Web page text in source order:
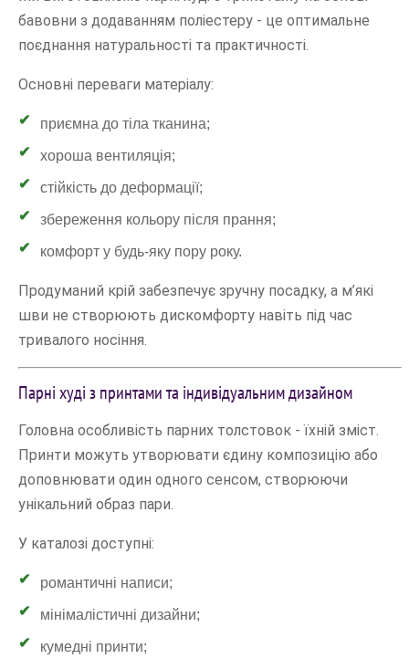
бавовни з додаванням поліестеру - це оптимальне
поєднання натуральності та практичності.
Основні переваги матеріалу:
приємна до тіла тканина;
хороша вентиляція;
стійкість до деформації;
збереження кольору після прання;
комфорт у будь-яку пору року.
Продуманий крій забезпечує зручну посадку, а м’які
шви не створюють дискомфорту навіть під час
тривалого носіння.
Парні худі з принтами та індивідуальним дизайном
Головна особливість парних толстовок - їхній зміст.
Принти можуть утворювати єдину композицію або
доповнювати один одного сенсом, створюючи
унікальний образ пари.
У каталозі доступні:
романтичні написи;
мінімалістичні дизайни;
кумедні принти;